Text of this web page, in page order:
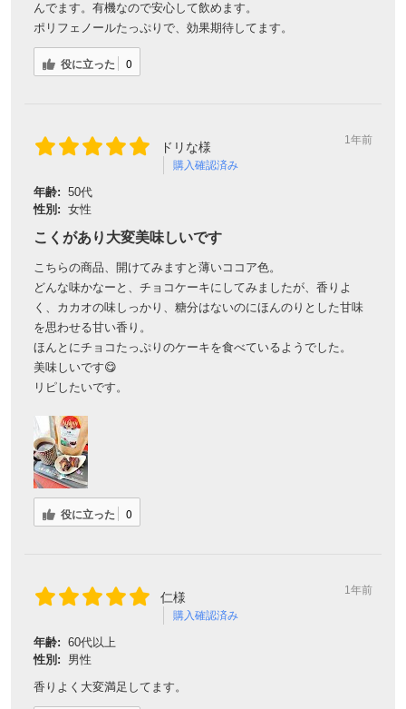
んでます。有機なので安心して飲めます。
ポリフェノールたっぷりで、効果期待してます。
役に立った 0
ドリな様
購入確認済み
1年前
年齢: 50代
性別: 女性
こくがあり大変美味しいです
こちらの商品、開けてみますと薄いココア色。
どんな味かなーと、チョコケーキにしてみましたが、香りよ
く、カカオの味しっかり、糖分はないのにほんのりとした甘味
を思わせる甘い香り。
ほんとにチョコたっぷりのケーキを食べているようでした。
美味しいです😋
リピしたいです。
役に立った 0
仁様
購入確認済み
1年前
年齢: 60代以上
性別:
男性
香りよく大変満足してます。